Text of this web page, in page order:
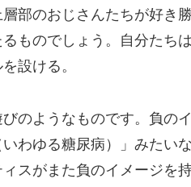
層部のおじさんたちが好き
ものでしょう。自分たち
設ける。
のようなものです。負の
わゆる糖尿病）」みたい
スがまた負のイメージを